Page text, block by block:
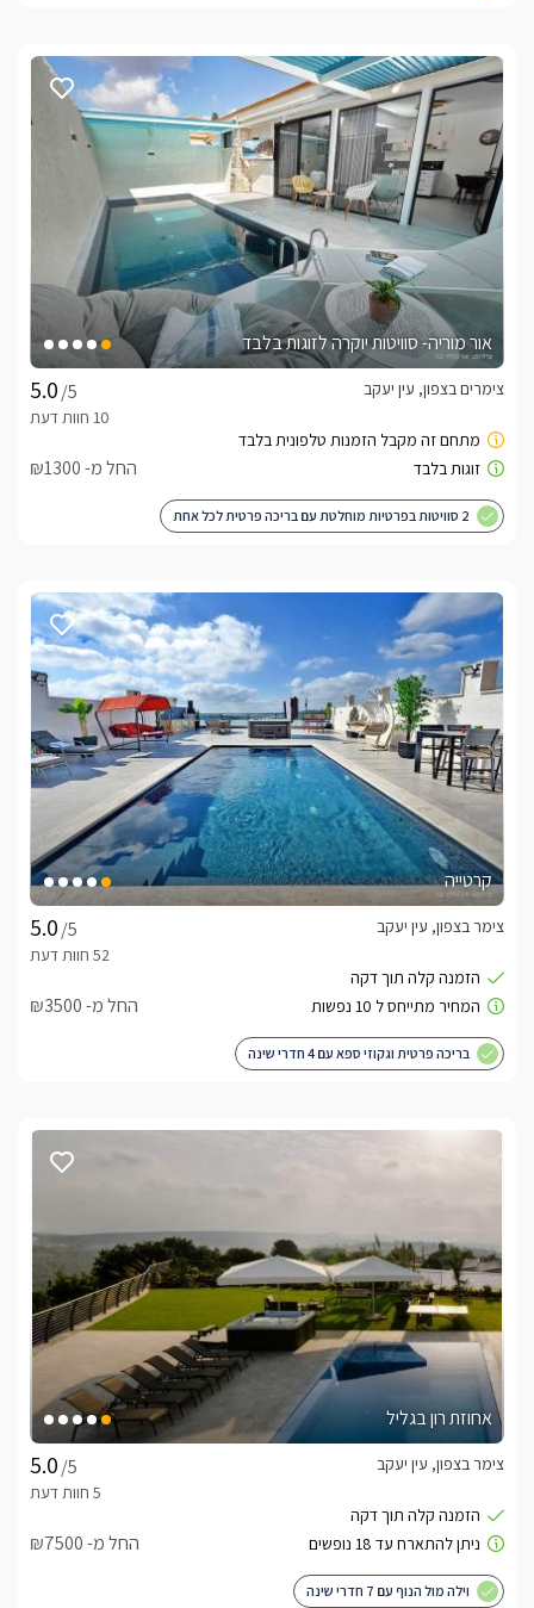
אור מוריה- סוויטות יוקרה לזוגות בלבד
/5
צימרים בצפון, עין יעקב
החל מ- ₪1300
2 סוויטות בפרטיות מוחלטת עם בריכה פרטית לכל אחת
קרטייה
/5
צימר בצפון, עין יעקב
החל מ- ₪3500
בריכה פרטית וגקוזי ספא עם 4 חדרי שינה
אחוזת רון בגליל
/5
צימר בצפון, עין יעקב
החל מ- ₪7500
וילה מול הנוף עם 7 חדרי שינה